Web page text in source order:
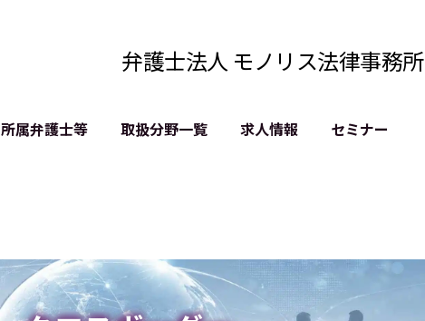
弁護士法人 モノリス法律事務所
所属弁護士等 取扱分野一覧
生成AI関連法務
記事・LPの薬機法等チェック
GDPR対応支援
求人情報 セミナー